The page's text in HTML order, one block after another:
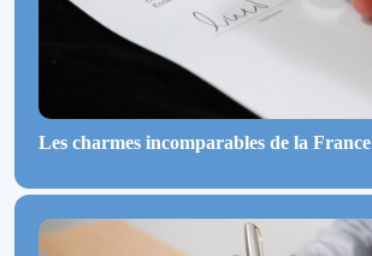
Les charmes incomparables de la France